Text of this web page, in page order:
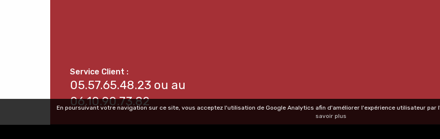
05.57.65.48.23 ou au
06.10.90.73.82
En poursuivant votre navigation sur ce site, vous acceptez l'utilisation de Google Analytics afin d'améliorer l'expérience utilisateur
savoir plus